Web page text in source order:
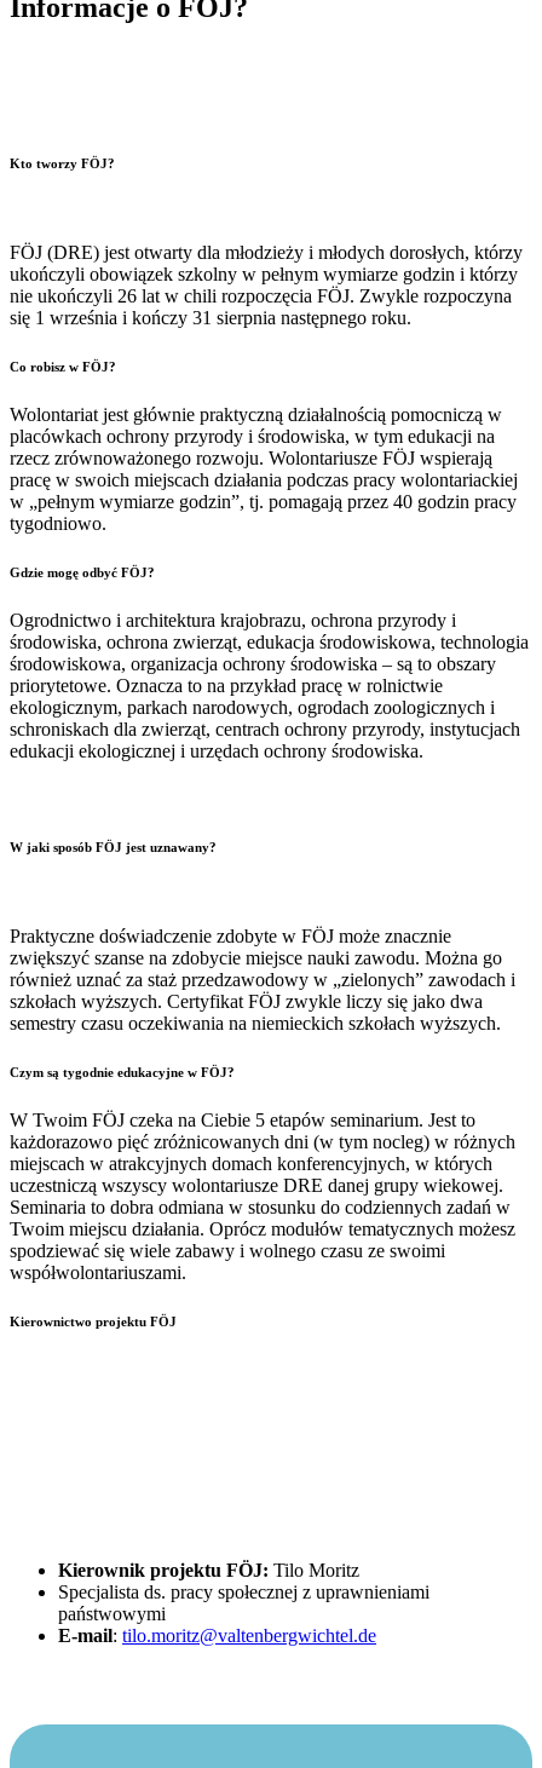
Informacje o FÖJ?
Kto tworzy FÖJ?
FÖJ (DRE) jest otwarty dla młodzieży i młodych dorosłych, którzy
ukończyli obowiązek szkolny w pełnym wymiarze godzin i którzy
nie ukończyli 26 lat w chili rozpoczęcia FÖJ. Zwykle rozpoczyna
się 1 września i kończy 31 sierpnia następnego roku.
Co robisz w FÖJ?
Wolontariat jest głównie praktyczną działalnością pomocniczą w
placówkach ochrony przyrody i środowiska, w tym edukacji na
rzecz zrównoważonego rozwoju. Wolontariusze FÖJ wspierają
pracę w swoich miejscach działania podczas pracy wolontariackiej
w „pełnym wymiarze godzin”, tj. pomagają przez 40 godzin pracy
tygodniowo.
Gdzie mogę odbyć FÖJ?
Ogrodnictwo i architektura krajobrazu, ochrona przyrody i
środowiska, ochrona zwierząt, edukacja środowiskowa, technologia
środowiskowa, organizacja ochrony środowiska – są to obszary
priorytetowe. Oznacza to na przykład pracę w rolnictwie
ekologicznym, parkach narodowych, ogrodach zoologicznych i
schroniskach dla zwierząt, centrach ochrony przyrody, instytucjach
edukacji ekologicznej i urzędach ochrony środowiska.
W jaki sposób FÖJ jest uznawany?
Praktyczne doświadczenie zdobyte w FÖJ może znacznie
zwiększyć szanse na zdobycie miejsce nauki zawodu. Można go
również uznać za staż przedzawodowy w „zielonych” zawodach i
szkołach wyższych. Certyfikat FÖJ zwykle liczy się jako dwa
semestry czasu oczekiwania na niemieckich szkołach wyższych.
Czym są tygodnie edukacyjne w FÖJ?
W Twoim FÖJ czeka na Ciebie 5 etapów seminarium. Jest to
każdorazowo pięć zróżnicowanych dni (w tym nocleg) w różnych
miejscach w atrakcyjnych domach konferencyjnych, w których
uczestniczą wszyscy wolontariusze DRE danej grupy wiekowej.
Seminaria to dobra odmiana w stosunku do codziennych zadań w
Twoim miejscu działania. Oprócz modułów tematycznych możesz
spodziewać się wiele zabawy i wolnego czasu ze swoimi
współwolontariuszami.
Kierownictwo projektu FÖJ
Kierownik projektu FÖJ: Tilo Moritz
Specjalista ds. pracy społecznej z uprawnieniami
państwowymi
E-mail: tilo.moritz@valtenbergwichtel.de